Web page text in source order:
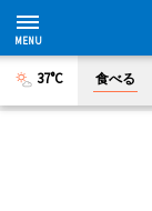
37°C 食べる